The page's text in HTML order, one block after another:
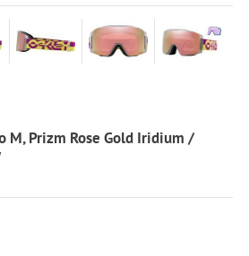
M, Prizm Rose Gold Iridium /